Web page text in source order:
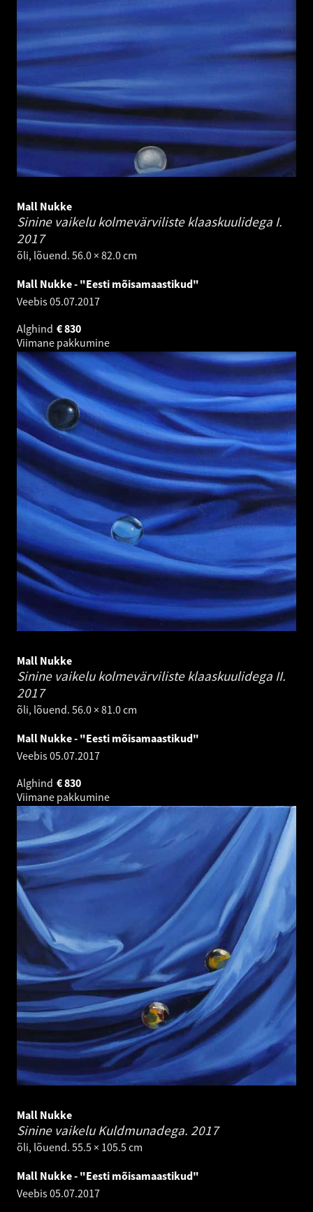
Mall Nukke
Sinine vaikelu kolmevärviliste klaaskuulidega I.
2017
õli, lõuend. 56.0 × 82.0 cm
Mall Nukke - "Eesti mõisamaastikud"
Veebis05.07.2017
Alghind
830
€
Viimane pakkumine
Mall Nukke
Sinine vaikelu kolmevärviliste klaaskuulidega II.
2017
õli, lõuend. 56.0 × 81.0 cm
Mall Nukke - "Eesti mõisamaastikud"
Veebis05.07.2017
Alghind
830
€
Viimane pakkumine
Mall Nukke
Sinine vaikelu Kuldmunadega. 2017
õli, lõuend. 55.5 × 105.5 cm
Mall Nukke - "Eesti mõisamaastikud"
Veebis05.07.2017